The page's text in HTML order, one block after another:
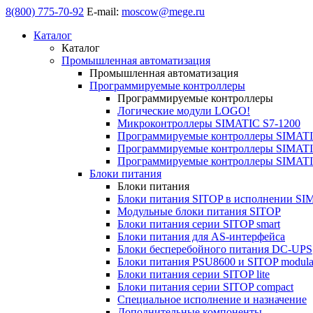
8(800) 775-70-92 E-mail: moscow@mege.ru
Каталог
Каталог
Промышленная автоматизация
Промышленная автоматизация
Программируемые контроллеры
Программируемые контроллеры
Логические модули LOGO!
Микроконтроллеры SIMATIC S7-1200
Программируемые контроллеры
Программируемые контроллеры
Программируемые контроллеры
Блоки питания
Блоки питания
Блоки питания SITOP в исполнении
Модульные блоки питания SITOP
Блоки питания серии SITOP smart
Блоки питания для AS-интерфейса
Блоки бесперебойного питания DC-UPS
Блоки питания PSU8600 и SITOP
Блоки питания серии SITOP lite
Блоки питания серии SITOP compact
Специальное исполнение и назначение